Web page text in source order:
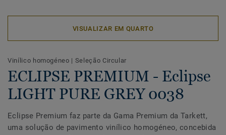
VISUALIZAR EM QUARTO
Vinílico homogéneo | Seleção Circular
ECLIPSE PREMIUM - Eclipse
LIGHT PURE GREY 0038
Eclipse Premium faz parte da Gama Premium da Tarkett,
uma solução de pavimento vinílico homogéneo, concebida